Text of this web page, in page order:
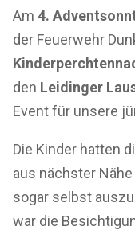
Am 4.
der Feuerwehr
den Leidinger
Event für unsere
Die Kinder hatten
aus nächster
sogar selbst
war die